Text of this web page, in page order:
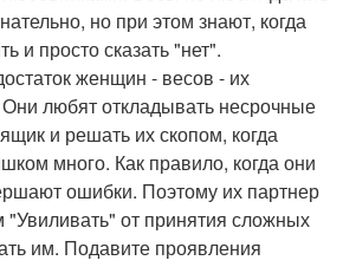
но при этом знают, когда
и просто сказать "нет".
женщин - весов - их
любят откладывать несрочные
и решать их скопом, когда
много. Как правило, когда они
ошибки. Поэтому их партнер
от принятия сложных
им. Подавите проявления